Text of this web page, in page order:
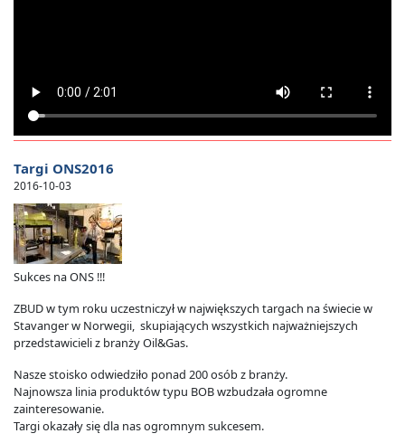
Targi ONS2016
2016-10-03
Sukces na ONS !!!
ZBUD w tym roku uczestniczył w największych targach na świecie w
Stavanger w Norwegii, skupiających wszystkich najważniejszych
przedstawicieli z branży Oil&Gas.
Nasze stoisko odwiedziło ponad 200 osób z branży.
Najnowsza linia produktów typu BOB wzbudzała ogromne
zainteresowanie.
Targi okazały się dla nas ogromnym sukcesem.